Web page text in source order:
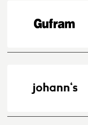
Gufram
johann`s